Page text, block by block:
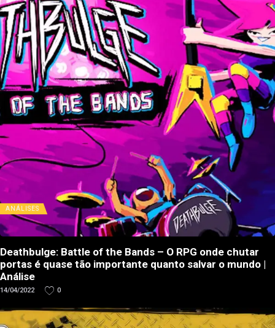
ANÁLISES
Deathbulge: Battle of the Bands – O RPG onde chutar
portas é quase tão importante quanto salvar o mundo |
Análise
14/04/2022 0